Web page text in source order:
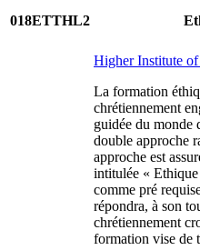
018ETTHL2
Higher Institute
La formation
chrétiennement
guidée du monde
double approche
approche est
intitulée «
comme pré
répondra, à son
chrétiennement
formation vise de